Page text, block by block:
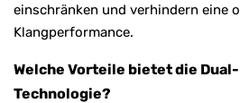
einschränken und verhindern eine
Klangperformance.
Welche Vorteile bietet die
Technologie?